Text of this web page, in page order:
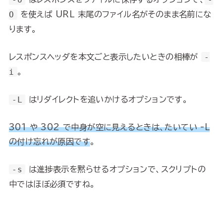
O
を使えば URL 末尾のファイル名がそのまま名前にな
ります。
レスポンスヘッダを本文ごと表示したいときの相棒が
-
i
。
-L はリダイレクトを追いかけるオプションです。
301 や 302 で中身が空に見えるときは、たいてい -L
の付け忘れが原因です。
-s
は進捗表示を黙らせるオプションで、スクリプトの
中ではほぼ必須ですね。